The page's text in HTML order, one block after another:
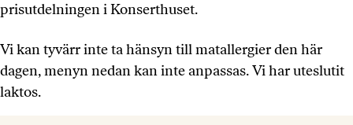
prisutdelningen i Konserthuset.
Vi kan tyvärr inte ta hänsyn till matallergier den här
dagen, menyn nedan kan inte anpassas. Vi har uteslutit
laktos.